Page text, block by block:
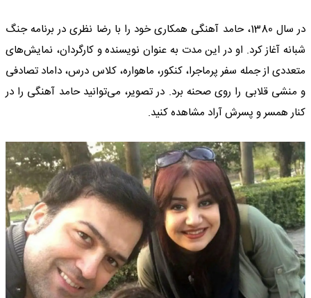
در سال 1380، حامد آهنگی همکاری خود را با رضا نظری در برنامه جنگ
شبانه آغاز کرد. او در این مدت به عنوان نویسنده و کارگردان، نمایش‌های
متعددی از جمله سفر پرماجرا، کنکور، ماهواره، کلاس درس، داماد تصادفی
و منشی قلابی را روی صحنه برد. در تصویر، می‌توانید حامد آهنگی را در
کنار همسر و پسرش آراد مشاهده کنید.